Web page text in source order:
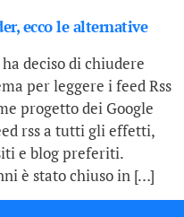
ecco le alternative
deciso di chiudere
per leggere i feed Rss
progetto dei Google
rss a tutti gli effetti,
e blog preferiti.
è stato chiuso in […]